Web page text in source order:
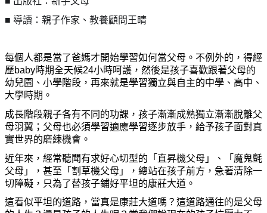
■ 導讀：親子作家、教養顧問王晴
每個人都是當了爸媽才開始學習如何當父母。不例外的，得經
歷baby時期全天候24小時呵護，然後是孩子喜歡跟著父母的
幼兒園、小學階段，再來就是學習獨立與自主的中學、高中、
大學時期。
成長階段親子各有不同的功課，孩子漸漸成熟獨立漸漸脫離父
母羽翼；父母也必須學習適應學習逐步放手，給予孩子面對真
實世界的磨練機會。
近年來，經常聽聞有求好心切型的「直昇機父母」、「魔鬼氈
父母」，甚至「割草機父母」，總站在孩子前方，急著清除一
切障礙，只為了替孩子鋪好平坦的康莊大道。
這看似平坦的道路，當真是康莊大道嗎？這道路通往的是父母